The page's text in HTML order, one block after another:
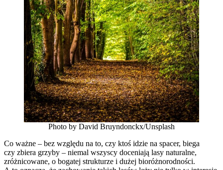
Photo by David Bruyndonckx/Unsplash
Co ważne – bez względu na to, czy ktoś idzie na spacer, biega
czy zbiera grzyby – niemal wszyscy doceniają lasy naturalne,
zróżnicowane, o bogatej strukturze i dużej bioróżnorodności.